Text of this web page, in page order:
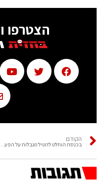
הצטרפו
הקודם